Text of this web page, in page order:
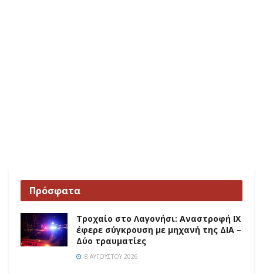
Πρόσφατα
Τροχαίο στο Λαγονήσι: Αναστροφή ΙΧ
έφερε σύγκρουση με μηχανή της ΔΙΑ –
Δύο τραυματίες
8 ΑΥΓΟΎΣΤΟΥ 2026